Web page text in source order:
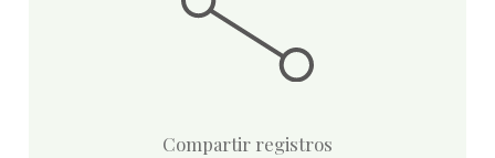
Compartir registros